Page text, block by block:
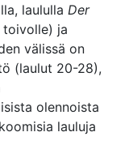
laululla Der
toivolle) ja
välissä on
(laulut 20-28),
olennoista
lauluja